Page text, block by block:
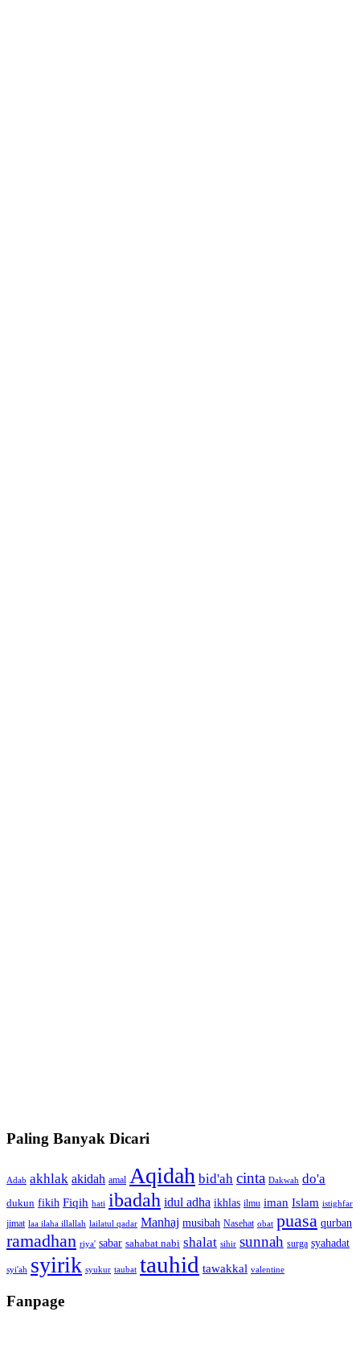
Paling Banyak Dicari
Adab akhlak akidah amal Aqidah bid'ah cinta Dakwah do'a
dukun fikih Fiqih hati ibadah idul adha ikhlas ilmu iman Islam istighfar
jimat laa ilaha illallah lailatul qadar Manhaj musibah Nasehat obat puasa qurban
ramadhan riya' sabar sahabat nabi shalat sihir sunnah surga syahadat
syi'ah syirik syukur taubat tauhid tawakkal valentine
Fanpage